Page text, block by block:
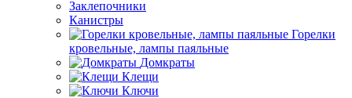
Заклепочники
Канистры
Горелки
кровельные, лампы паяльные
Домкраты
Клещи
Ключи